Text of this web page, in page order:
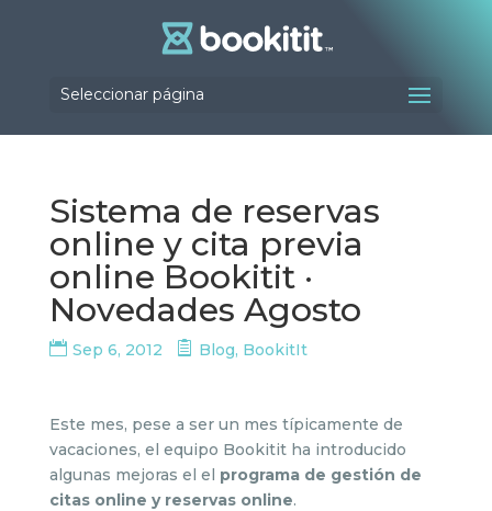
Seleccionar página
Sistema de reservas
online y cita previa
online Bookitit ·
Novedades Agosto
Sep 6, 2012 Blog, BookitIt
Este mes, pese a ser un mes típicamente de
vacaciones, el equipo Bookitit ha introducido
algunas mejoras el el programa de gestión de
citas online y reservas online.